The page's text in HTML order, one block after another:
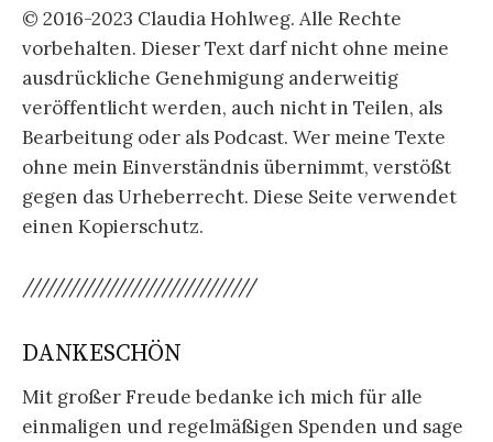
© 2016-2023 Claudia Hohlweg. Alle Rechte
vorbehalten. Dieser Text darf nicht ohne meine
ausdrückliche Genehmigung anderweitig
veröffentlicht werden, auch nicht in Teilen, als
Bearbeitung oder als Podcast. Wer meine Texte
ohne mein Einverständnis übernimmt, verstößt
gegen das Urheberrecht. Diese Seite verwendet
einen Kopierschutz.
//////////////////////////////
DANKESCHÖN
Mit großer Freude bedanke ich mich für alle
einmaligen und regelmäßigen Spenden und sage